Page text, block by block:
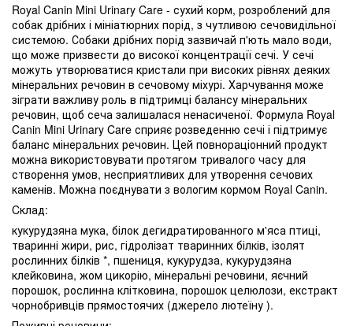
Royal Canin Mini Urinary Care - сухий корм, розроблений для
собак дрібних і мініатюрних порід, з чутливою сечовидільної
системою. Собаки дрібних порід зазвичай п'ють мало води,
що може призвести до високої концентрації сечі. У сечі
можуть утворюватися кристали при високих рівнях деяких
мінеральних речовин в сечовому міхурі. Харчування може
зіграти важливу роль в підтримці балансу мінеральних
речовин, щоб сеча залишалася ненасиченої. Формула Royal
Canin Mini Urinary Care сприяє розведенню сечі і підтримує
баланс мінеральних речовин. Цей повнораціонний продукт
можна використовувати протягом тривалого часу для
створення умов, несприятливих для утворення сечових
каменів. Можна поєднувати з вологим кормом Royal Canin.
Cклад:
кукурудзяна мука, білок дегидратированного м'яса птиці,
тваринні жири, рис, гідролізат тваринних білків, ізолят
рослинних білків *, пшениця, кукурудза, кукурудзяна
клейковина, жом цикорію, мінеральні речовини, яєчний
порошок, рослинна клітковина, порошок целюлози, екстракт
чорнобривців прямостоячих (джерело лютеїну ).